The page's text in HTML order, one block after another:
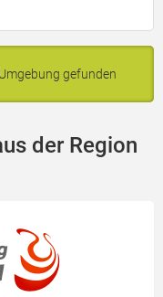
gefunden
der Region